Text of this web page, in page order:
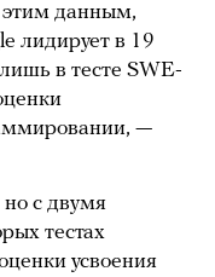
этим данным,
лидирует в 19
в тесте SWE-
—
с двумя
тестах
усвоения